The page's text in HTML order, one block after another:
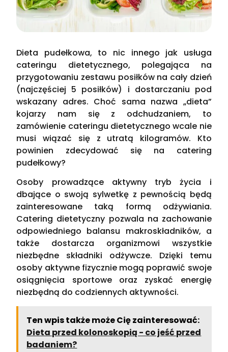
Dieta pudełkowa, to nic innego jak usługa
cateringu dietetycznego, polegająca na
przygotowaniu zestawu posiłków na cały dzień
(najczęściej 5 posiłków) i dostarczaniu pod
wskazany adres. Choć sama nazwa „dieta”
kojarzy nam się z odchudzaniem, to
zamówienie cateringu dietetycznego wcale nie
musi wiązać się z utratą kilogramów. Kto
powinien zdecydować się na catering
pudełkowy?
Osoby prowadzące aktywny tryb życia i
dbające o swoją sylwetkę z pewnością będą
zainteresowane taką formą odżywiania.
Catering dietetyczny pozwala na zachowanie
odpowiedniego balansu makroskładników, a
także dostarcza organizmowi wszystkie
niezbędne składniki odżywcze. Dzięki temu
osoby aktywne fizycznie mogą poprawić swoje
osiągnięcia sportowe oraz zyskać energię
niezbędną do codziennych aktywności.
Ten wpis także może Cię zainteresować:
Dieta przed kolonoskopią - co jeść przed
badaniem?